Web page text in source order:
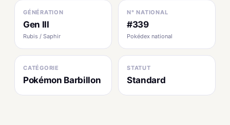
GÉNÉRATION
Gen III
Rubis / Saphir
N° NATIONAL
#339
Pokédex national
CATÉGORIE
Pokémon Barbillon
STATUT
Standard